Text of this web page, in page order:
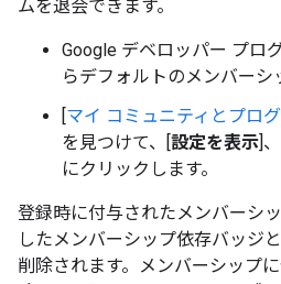
ムを退会できます。
Google デベロッパー プロ
らデフォルトのメンバーシ
[マイ コミュニティとプロ
を見つけて、[設定を表示]
にクリックします。
登録時に付与されたメンバーシ
したメンバーシップ依存バッジ
削除されます。メンバーシップ